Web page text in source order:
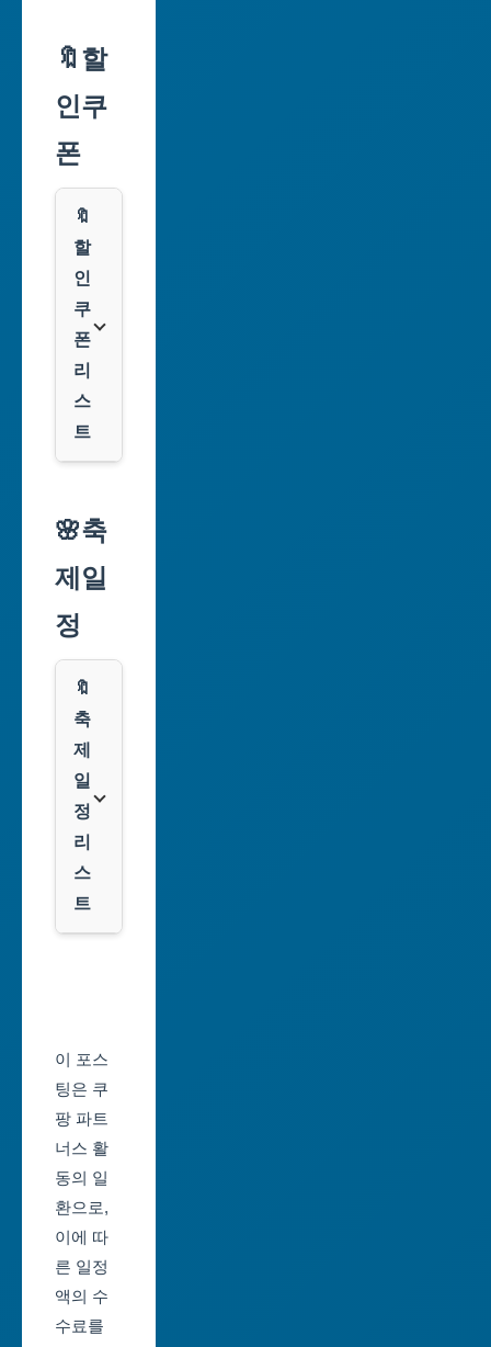
울
특
별
부
산
광
역
시
대
인
광
역
주
광
역
시
대
전
광
광
역
시
세
종
특
🔖할
인쿠
폰
🔖
할
인
쿠
폰
리
스
트
리
스
레
쿠
팡
클
룩
🌸축
제일
정
🔖
축
제
일
정
리
스
트
일
정
부
산
제
이 포스
팅은 쿠
팡 파트
너스 활
동의 일
환으로,
이에 따
른 일정
액의 수
수료를